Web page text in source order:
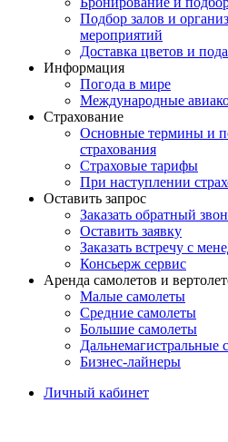
Подбор залов и
мероприятий
Доставка цветов и
Информация
Погода в мире
Международные
Страхование
Основные термины и
страхования
Страховые тарифы
При наступлении
Оставить запрос
Заказать обратный
Оставить заявку
Заказать встречу с
Консьерж сервис
Аренда самолетов и
Малые самолеты
Средние самолеты
Большие самолеты
Дальнемагистральные
Бизнес-лайнеры
Личный кабинет